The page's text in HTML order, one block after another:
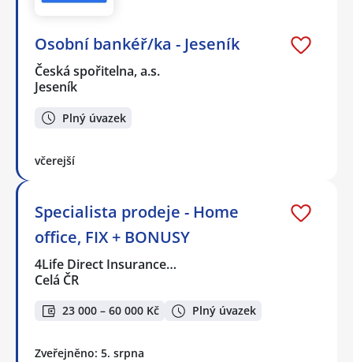
Osobní bankéř/ka - Jeseník
Česká spořitelna, a.s.
Jeseník
Plný úvazek
včerejší
Specialista prodeje - Home
office, FIX + BONUSY
4Life Direct Insurance…
Celá ČR
23 000 – 60 000 Kč Plný úvazek
Zveřejněno: 5. srpna